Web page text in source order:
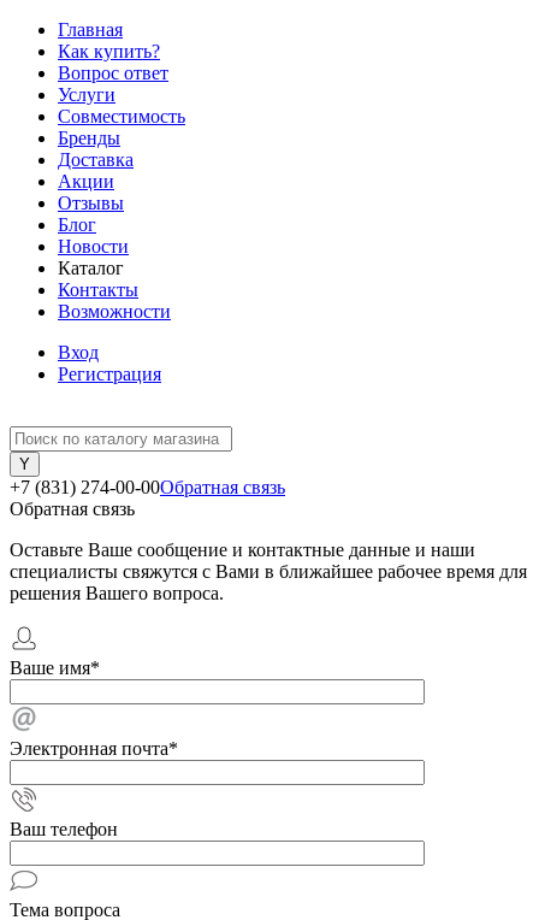
Главная
Как купить?
Вопрос ответ
Услуги
Совместимость
Бренды
Доставка
Акции
Отзывы
Блог
Новости
Каталог
Контакты
Возможности
Вход
Регистрация
+7 (831) 274-00-00Обратная связь
Обратная связь
Оставьте Ваше сообщение и контактные данные и наши
специалисты свяжутся с Вами в ближайшее рабочее время для
решения Вашего вопроса.
Ваше имя*
Электронная почта*
Ваш телефон
Тема вопроса